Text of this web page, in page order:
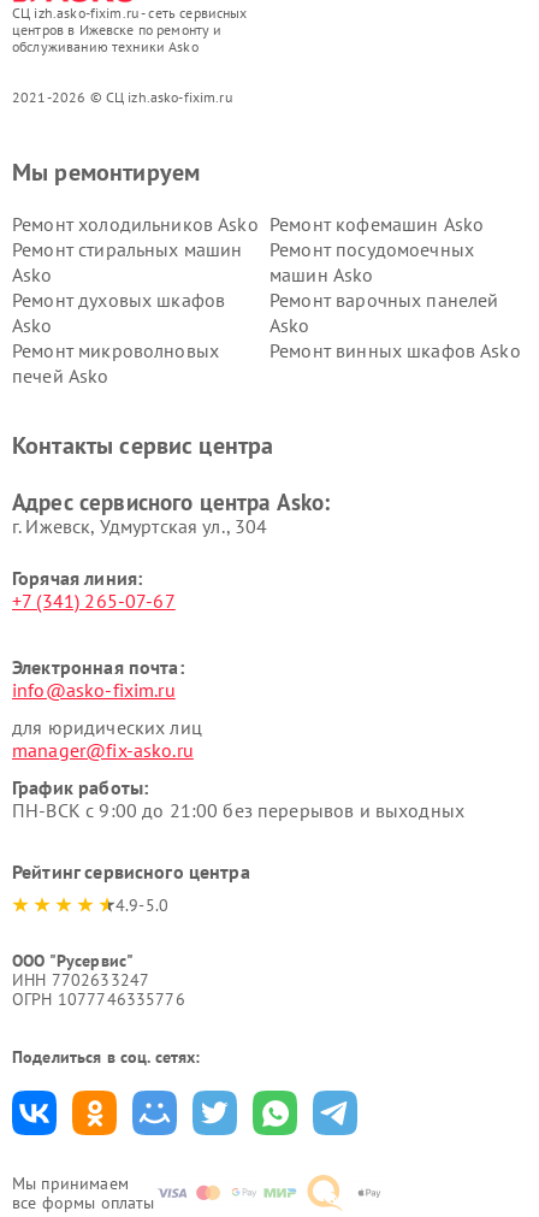
СЦ izh.asko-fixim.ru - сеть сервисных
центров в Ижевске по ремонту и
обслуживанию техники Asko
2021-2026 © СЦ izh.asko-fixim.ru
Мы принимаем
все формы оплаты
Мы ремонтируем
Ремонт холодильников Asko Ремонт кофемашин Asko
Ремонт стиральных машин
Asko
Ремонт посудомоечных
машин Asko
Ремонт духовых шкафов
Asko
Ремонт варочных панелей
Asko
Ремонт микроволновых
печей Asko
Ремонт винных шкафов Asko
Ремонт подогревателей
Ремонт промышленных
Asko
Контакты сервис центра
Адрес сервисного центра Asko:
г. Ижевск, Удмуртская ул., 304
Горячая линия:
+7 (341) 265-07-67
Электронная почта:
info@asko-fixim.ru
для юридических лиц
manager@fix-asko.ru
График работы:
ПН-ВСК с 9:00 до 21:00 без перерывов и выходных
Рейтинг сервисного центра
4.9-5.0
ООО "Русервис"
ИНН 7702633247
ОГРН 1077746335776
Поделиться в соц. сетях: